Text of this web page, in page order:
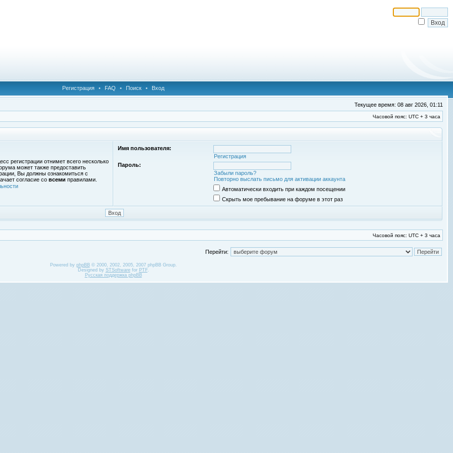
Регистрация • FAQ • Поиск • Вход
Текущее время: 08 авг 2026, 01:11
Часовой пояс: UTC + 3 часа
регистрации отнимет всего несколько
может также предоставить
Вы должны ознакомиться с
согласие со всеми правилами.
Имя пользователя:
Регистрация
Пароль:
Забыли пароль?
Повторно выслать письмо для активации аккаунта
Автоматически входить при каждом посещении
Скрыть мое пребывание на форуме в этот раз
Часовой пояс: UTC + 3 часа
Перейти:
Powered by phpBB© 2000, 2002, 2005, 2007 phpBB Group.
Designed by STSoftwarefor PTF.
Русская поддержка phpBB